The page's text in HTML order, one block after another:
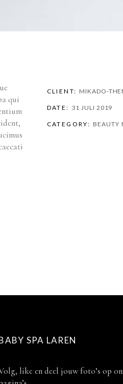
qui
CLIENT: MIKADO-
DATE: 31 JULI 2019
CATEGORY: BEAUTY
SPA LAREN
like en deel jouw foto’s op